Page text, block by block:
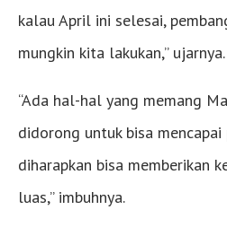
kalau April ini selesai,
mungkin kita lakukan,” ujarnya.
“Ada hal-hal yang memang
didorong untuk bisa
diharapkan bisa memberikan
luas,” imbuhnya.